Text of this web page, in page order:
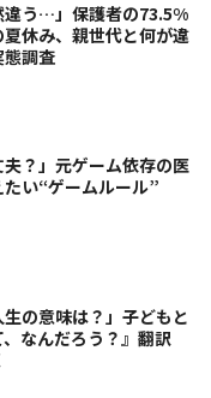
違う…」保護者の73.5%
休み、親世代と何が違
態調査
夫？」元ゲーム依存の医
い“ゲームルール”
生の意味は？」子どもと
なんだろう？』翻訳